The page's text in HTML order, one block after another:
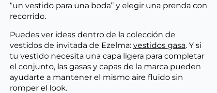
“un vestido para una boda” y elegir una prenda con
recorrido.
Puedes ver ideas dentro de la colección de
vestidos de invitada de Ezelma: vestidos gasa. Y si
tu vestido necesita una capa ligera para completar
el conjunto, las gasas y capas de la marca pueden
ayudarte a mantener el mismo aire fluido sin
romper el look.